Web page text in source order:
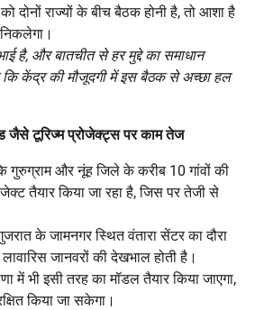
दोनों राज्यों के बीच बैठक होनी है, तो आशा है
है, और बातचीत से हर मुद्दे का समाधान
कि केंद्र की मौजूदगी में इस बैठक से अच्छा हल
जैसे टूरिज्म प्रोजेक्ट्स पर काम तेज
गुरुग्राम और नूंह जिले के करीब 10 गांवों की
तैयार किया जा रहा है, जिस पर तेजी से
के जामनगर स्थित वंतारा सेंटर का दौरा
जानवरों की देखभाल होती है।
में भी इसी तरह का मॉडल तैयार किया जाएगा,
किया जा सकेगा।